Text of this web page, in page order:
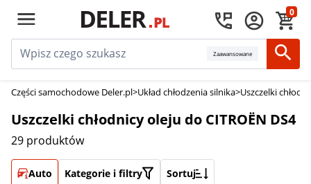
0
Zaawansowane
Części samochodowe Deler.pl>Układ chłodzenia silnika>Uszczelki
Uszczelki chłodnicy oleju do CITROËN DS4
29 produktów
Auto Kategorie i filtry Sortuj